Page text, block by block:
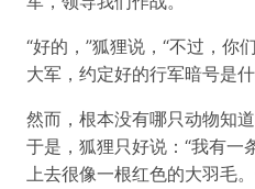
“好的，”狐狸说，“不过，你
大军，约定好的行军暗号是
然而，根本没有哪只动物知道
于是，狐狸只好说：“我有一
上去很像一根红色的大羽毛